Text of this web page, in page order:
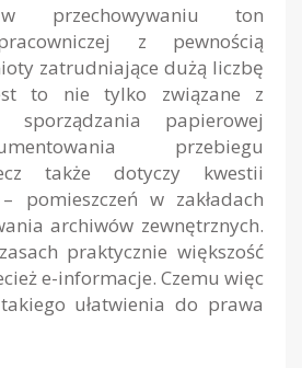
w przechowywaniu ton
z pewnością
zatrudniające dużą liczbę
to nie tylko związane z
sporządzania papierowej
przebiegu
także dotyczy kwestii
pomieszczeń w zakładach
archiwów zewnętrznych.
praktycznie większość
e-informacje. Czemu więc
ułatwienia do prawa